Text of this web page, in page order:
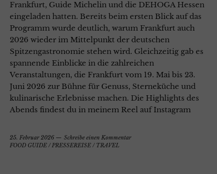
Frankfurt, Guide Michelin und die DEHOGA Hessen
eingeladen hatten. Bereits beim ersten Blick auf das
Programm wurde deutlich, warum Frankfurt auch
2026 wieder im Mittelpunkt der deutschen
Spitzengastronomie stehen wird. Gleichzeitig gab es
spannende Einblicke in die zahlreichen
Veranstaltungen, die Frankfurt vom 19. Mai bis 23.
Juni 2026 zur Bühne für Genuss, Sterneküche und
kulinarische Erlebnisse machen. Die Highlights des
Abends findest du in meinem Reel auf Instagram
25. Februar 2026
Schreibe einen Kommentar
FOOD GUIDE / PRESSEREISE / TRAVEL